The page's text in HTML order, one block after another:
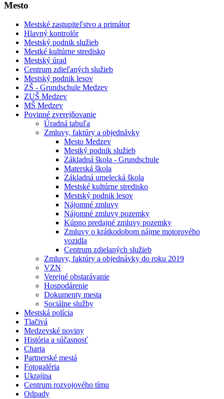
Mesto
Mestské zastupiteľstvo a primátor
Hlavný kontrolór
Mestský podnik služieb
Mestké kultúrne stredisko
Mestský úrad
Centrum zdieľaných služieb
Mestský podnik lesov
ZŠ - Grundschule Medzev
ZUŠ Medzev
MŠ Medzev
Povinné zverejňovanie
Úradná tabuľa
Zmluvy, faktúry a objednávky
Mesto Medzev
Mestký podnik služieb
Základná škola - Grundschule
Materská škola
Základná umelecká škola
Mestské kultúrne stredisko
Mestský podnik lesov
Nájomné zmluvy
Nájomné zmluvy pozemky
Kúpno predajné zmluvy pozemky
Zmluvy o krátkodobom nájme motorového
vozidla
Centrum zdielaných služieb
Zmluvy, faktúry a objednávky do roku 2019
VZN
Verejné obstarávanie
Hospodárenie
Dokumenty mesta
Sociálne služby
Mestská polícia
Tlačivá
Medzevské noviny
História a súčasnosť
Charta
Partnerské mestá
Fotogaléria
Ukrajina
Centrum rozvojového tímu
Odpady